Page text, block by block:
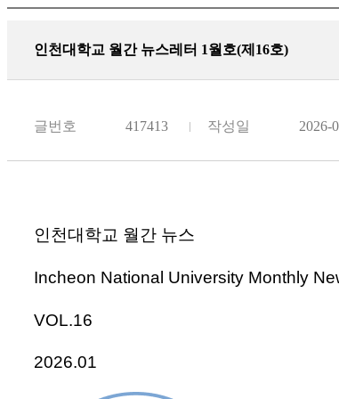
인천대학교 월간 뉴스레터 1월호(제16호)
글번호 417413 작성일 2026-
인천대학교 월간 뉴스
Incheon National University Monthly
VOL.16
2026.01